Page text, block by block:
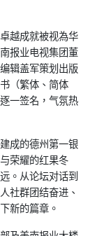
越成就被视為华
报业电视集团董
辑盖军策划出版
（繁体、简体
一签名，气氛热
成的德州第一银
荣耀的红果冬
。 从论坛对话到
社群团结奋进、
新的篇章。